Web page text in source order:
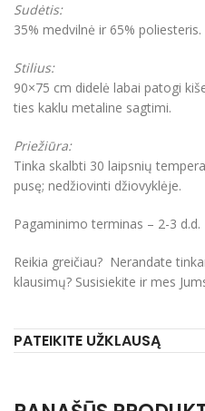
Sudėtis:
35% medvilnė ir 65% poliesteris.
Stilius:
90×75 cm didelė labai patogi
ties kaklu metaline sagtimi.
Priežiūra:
Tinka skalbti 30 laipsnių
pusę; nedžiovinti džiovyklėje.
Pagaminimo terminas – 2-3 d.d.
Reikia greičiau? Nerandate
klausimų? Susisiekite ir mes
PATEIKITE UŽKLAUSĄ